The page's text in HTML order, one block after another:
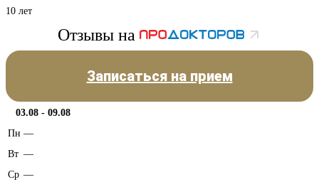
10 лет
Отзывы на
Записаться на прием
03.08 - 09.08
Пн —
Вт —
Ср —